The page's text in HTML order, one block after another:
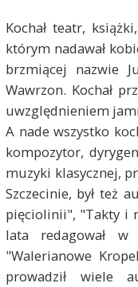
Kochał teatr,
którym nadawał
brzmiącej nazwie
Wawrzon. Kochał
uwzględnieniem
A nade wszystko
kompozytor,
muzyki klasycznej,
Szczecinie, był też
pięciolinii", "Takty i
lata redagował w
"Walerianowe
prowadził wiele